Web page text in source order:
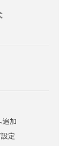
追加
定